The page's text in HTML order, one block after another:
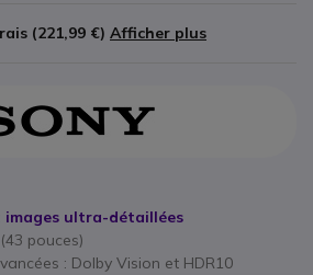
(221,99 €) Afficher plus
images ultra-détaillées
pouces)
: Dolby Vision et HDR10